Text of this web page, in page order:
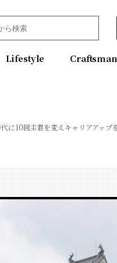
Lifestyle
に10回主君を変えキャリアアップ